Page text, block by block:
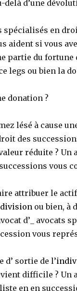
delà d’une
spécialisés en
aident si vous
partie du fortune
legs ou bien la
donation ?
lésé à cause
des
réduite ? Un
vous
attribuer le
ou bien, à
d’_ avocats
vous
d’ sortie de l’
difficile ? Un
en en